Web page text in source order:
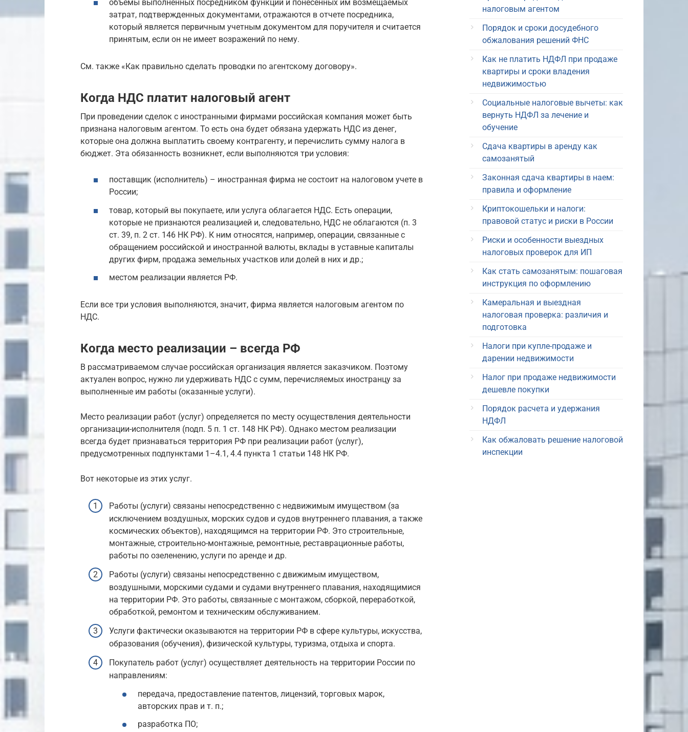
объемы выполненных посредником функций и понесенных им возмещаемых
затрат, подтвержденных документами, отражаются в отчете посредника,
который является первичным учетным документом для поручителя и считается
принятым, если он не имеет возражений по нему.
См. также «Как правильно сделать проводки по агентскому договору».
Когда НДС платит налоговый агент
При проведении сделок с иностранными фирмами российская компания может быть
признана налоговым агентом. То есть она будет обязана удержать НДС из денег,
которые она должна выплатить своему контрагенту, и перечислить сумму налога в
бюджет. Эта обязанность возникнет, если выполняются три условия:
поставщик (исполнитель) – иностранная фирма не состоит на налоговом учете в
России;
товар, который вы покупаете, или услуга облагается НДС. Есть операции,
которые не признаются реализацией и, следовательно, НДС не облагаются (п. 3
ст. 39, п. 2 ст. 146 НК РФ). К ним относятся, например, операции, связанные с
обращением российской и иностранной валюты, вклады в уставные капиталы
других фирм, продажа земельных участков или долей в них и др.;
местом реализации является РФ.
Если все три условия выполняются, значит, фирма является налоговым агентом по
НДС.
Когда место реализации – всегда РФ
В рассматриваемом случае российская организация является заказчиком. Поэтому
актуален вопрос, нужно ли удерживать НДС с сумм, перечисляемых иностранцу за
выполненные им работы (оказанные услуги).
Место реализации работ (услуг) определяется по месту осуществления деятельности
организации-исполнителя (подп. 5 п. 1 ст. 148 НК РФ). Однако местом реализации
всегда будет признаваться территория РФ при реализации работ (услуг),
предусмотренных подпунктами 1–4.1, 4.4 пункта 1 статьи 148 НК РФ.
Вот некоторые из этих услуг.
Работы (услуги) связаны непосредственно с недвижимым имуществом (за
исключением воздушных, морских судов и судов внутреннего плавания, а также
космических объектов), находящимся на территории РФ. Это строительные,
монтажные, строительно-монтажные, ремонтные, реставрационные работы,
работы по озеленению, услуги по аренде и др.
Работы (услуги) связаны непосредственно с движимым имуществом,
воздушными, морскими судами и судами внутреннего плавания, находящимися
на территории РФ. Это работы, связанные с монтажом, сборкой, переработкой,
обработкой, ремонтом и техническим обслуживанием.
Услуги фактически оказываются на территории РФ в сфере культуры, искусства,
образования (обучения), физической культуры, туризма, отдыха и спорта.
Покупатель работ (услуг) осуществляет деятельность на территории России по
направлениям:
передача, предоставление патентов, лицензий, торговых марок,
авторских прав и т. п.;
разработка ПО;
налоговым агентом
Порядок и сроки досудебного
обжалования решений ФНС
Как не платить НДФЛ при продаже
квартиры и сроки владения
недвижимостью
Социальные налоговые вычеты: как
вернуть НДФЛ за лечение и
обучение
Сдача квартиры в аренду как
самозанятый
Законная сдача квартиры в наем:
правила и оформление
Криптокошельки и налоги:
правовой статус и риски в России
Риски и особенности выездных
налоговых проверок для ИП
Как стать самозанятым: пошаговая
инструкция по оформлению
Камеральная и выездная
налоговая проверка: различия и
подготовка
Налоги при купле-продаже и
дарении недвижимости
Налог при продаже недвижимости
дешевле покупки
Порядок расчета и удержания
НДФЛ
Как обжаловать решение налоговой
инспекции